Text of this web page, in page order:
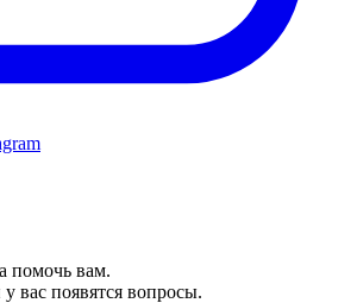
помочь вам.
вас появятся вопросы.